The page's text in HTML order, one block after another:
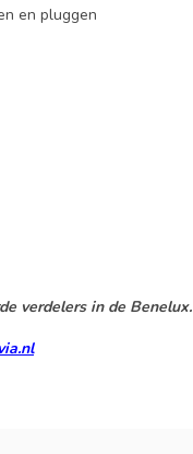
en pluggen
verdelers in de Benelux.